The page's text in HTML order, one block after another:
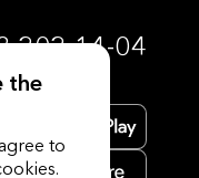
202-14-04
the
to